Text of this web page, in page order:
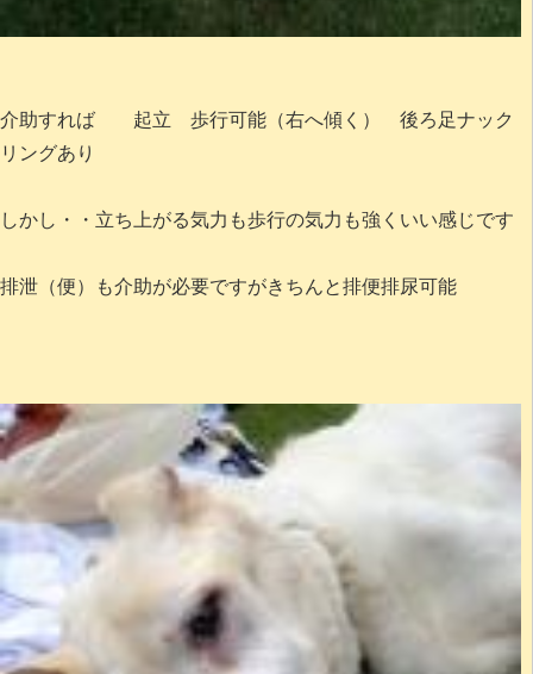
介助すれば 起立 歩行可能（右へ傾く） 後ろ足ナック
リングあり
しかし・・立ち上がる気力も歩行の気力も強くいい感じです
排泄（便）も介助が必要ですがきちんと排便排尿可能